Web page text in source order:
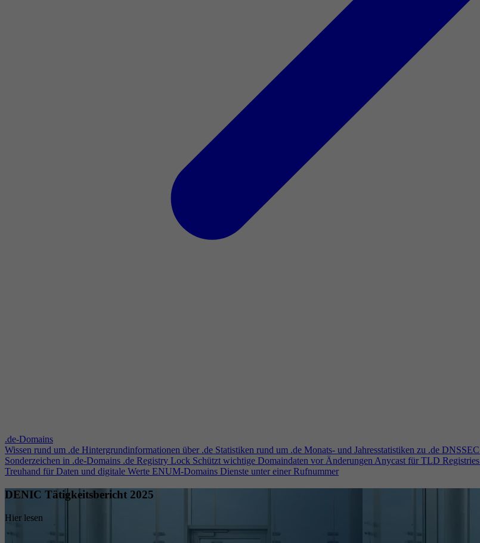
.de-Domains
Wissen rund um .de Hintergrundinformationen über .de Statistiken rund um .de Monats- und Jahresstatistiken zu .de DNSSEC
Sonderzeichen in .de-Domains .de Registry Lock Schützt wichtige Domaindaten vor ÄnderungenAnycast für TLD Registries
Treuhand für Daten und digitale Werte ENUM-Domains Dienste unter einer Rufnummer
DENIC Tätigkeitsbericht 2025
Hier lesen